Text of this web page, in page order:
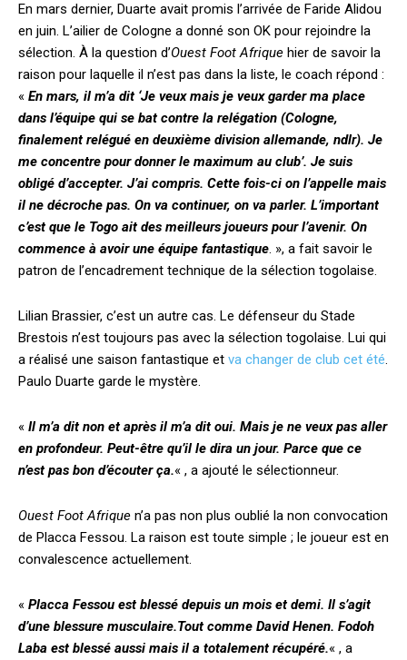
En mars dernier, Duarte avait promis l’arrivée de Faride Alidou
en juin. L’ailier de Cologne a donné son OK pour rejoindre la
sélection. À la question d’Ouest Foot Afrique hier de savoir la
raison pour laquelle il n’est pas dans la liste, le coach répond :
« En mars, il m’a dit ‘Je veux mais je veux garder ma place
dans l’équipe qui se bat contre la relégation (Cologne,
finalement relégué en deuxième division allemande, ndlr). Je
me concentre pour donner le maximum au club’. Je suis
obligé d’accepter. J’ai compris. Cette fois-ci on l’appelle mais
il ne décroche pas. On va continuer, on va parler. L’important
c’est que le Togo ait des meilleurs joueurs pour l’avenir. On
commence à avoir une équipe fantastique. », a fait savoir le
patron de l’encadrement technique de la sélection togolaise.
Lilian Brassier, c’est un autre cas. Le défenseur du Stade
Brestois n’est toujours pas avec la sélection togolaise. Lui qui
a réalisé une saison fantastique et va changer de club cet été.
Paulo Duarte garde le mystère.
« Il m’a dit non et après il m’a dit oui. Mais je ne veux pas aller
en profondeur. Peut-être qu’il le dira un jour. Parce que ce
n’est pas bon d’écouter ça.« , a ajouté le sélectionneur.
Ouest Foot Afrique n’a pas non plus oublié la non convocation
de Placca Fessou. La raison est toute simple ; le joueur est en
convalescence actuellement.
« Placca Fessou est blessé depuis un mois et demi. Il s’agit
d’une blessure musculaire.Tout comme David Henen. Fodoh
Laba est blessé aussi mais il a totalement récupéré.« , a